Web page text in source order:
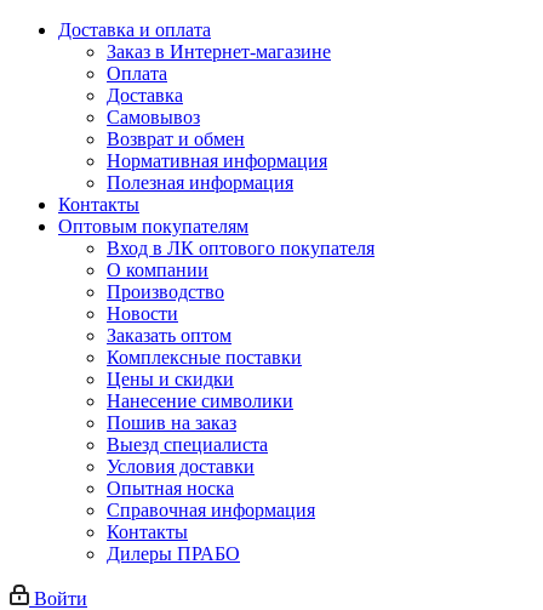
Доставка и оплата
Заказ в Интернет-магазине
Оплата
Доставка
Самовывоз
Возврат и обмен
Нормативная информация
Полезная информация
Контакты
Оптовым покупателям
Вход в ЛК оптового покупателя
О компании
Производство
Новости
Заказать оптом
Комплексные поставки
Цены и скидки
Нанесение символики
Пошив на заказ
Выезд специалиста
Условия доставки
Опытная носка
Справочная информация
Контакты
Дилеры ПРАБО
Войти